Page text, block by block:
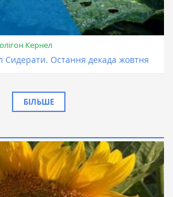
Кернел
Сидерати. Остання декада жовтня
БІЛЬШЕ